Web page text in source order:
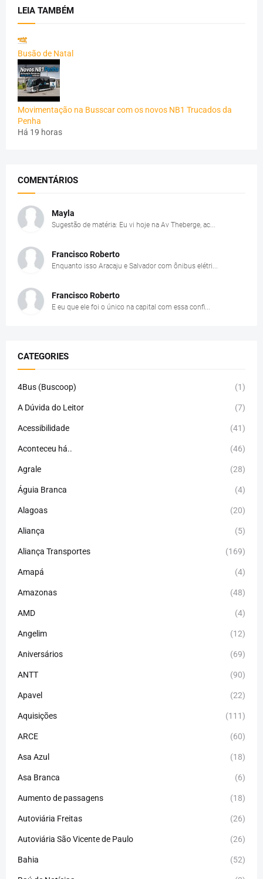
LEIA TAMBÉM
Busão de Natal
Movimentação na Busscar com os novos NB1 Trucados da
Penha
Há 19 horas
COMENTÁRIOS
Mayla
Sugestão de matéria: Eu vi hoje na Av Theberge, ac...
Francisco Roberto
Enquanto isso Aracaju e Salvador com ônibus elétri...
Francisco Roberto
E eu que ele foi o único na capital com essa confi...
CATEGORIES
4Bus (Buscoop) (1)
A Dúvida do Leitor (7)
Acessibilidade (41)
Aconteceu há.. (46)
Agrale (28)
Águia Branca (4)
Alagoas (20)
Aliança (5)
Aliança Transportes (169)
Amapá (4)
Amazonas (48)
AMD (4)
Angelim (12)
Aniversários (69)
ANTT (90)
Apavel (22)
Aquisições (111)
ARCE (60)
Asa Azul (18)
Asa Branca (6)
Aumento de passagens (18)
Autoviária Freitas (26)
Autoviária São Vicente de Paulo (26)
Bahia (52)